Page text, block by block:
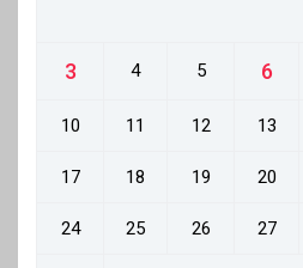
3 4 5 6
10 11 12 13
17 18 19 20
24 25 26 27